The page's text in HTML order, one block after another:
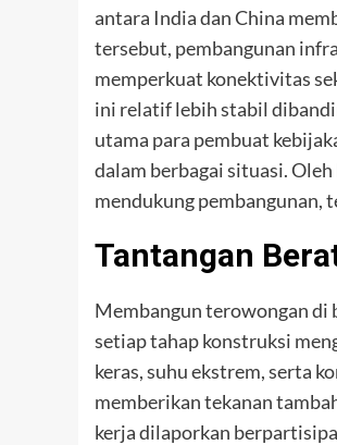
antara India dan China
tersebut, pembangunan
memperkuat konektivitas
ini relatif lebih stabil
utama para pembuat
dalam berbagai situasi.
mendukung pembangunan,
Tantangan
Membangun terowongan di
setiap tahap konstruksi
keras, suhu ekstrem, serta
memberikan tekanan
kerja dilaporkan